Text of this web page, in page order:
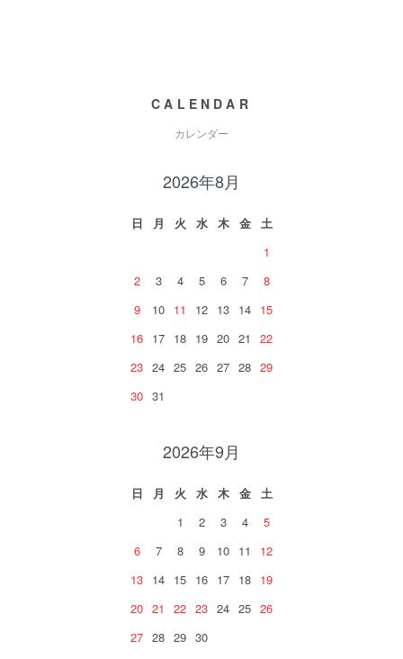
CALENDAR
カレンダー
2026年8月
日 月 火 水 木 金
土
1
2
3 4 5 6 7
8
9
10 11 12 13 14 15
16 17 18 19 20 21
22
23 24 25 26 27 28 29
30 31
2026年9月
日 月 火 水 木 金
土
1
2 3 4
5
6
7 8 9 10 11
12
13 14 15 16 17 18 19
20 21 22 23 24 25 26
27 28 29 30